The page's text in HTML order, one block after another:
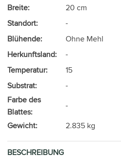
Breite:
20 cm
Standort:
-
Blühende:
Ohne Mehl
Herkunftsland:
-
Temperatur:
15
Substrat:
-
Farbe des
Blattes:
-
Gewicht:
2.835 kg
BESCHREIBUNG